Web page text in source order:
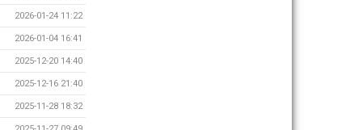
2026-01-24 11:22
2026-01-04 16:41
2025-12-20 14:40
2025-12-16 21:40
2025-11-28 18:32